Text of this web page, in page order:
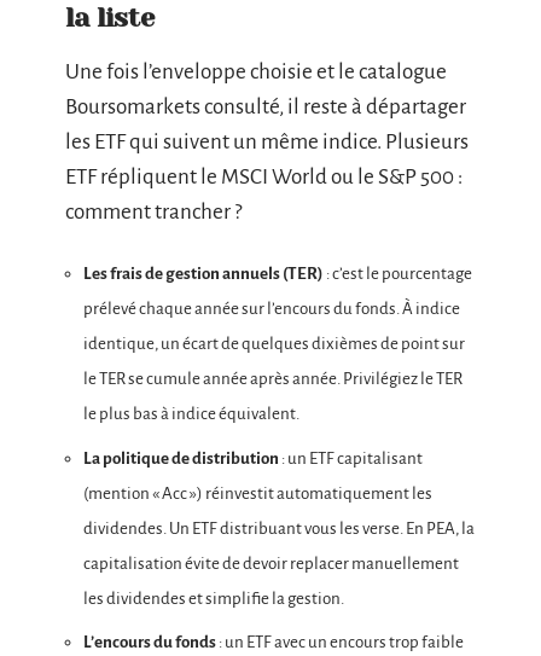
la liste
Une fois l’enveloppe choisie et le catalogue
Boursomarkets consulté, il reste à départager
les ETF qui suivent un même indice. Plusieurs
ETF répliquent le MSCI World ou le S&P 500 :
comment trancher ?
Les frais de gestion annuels (TER) : c’est le pourcentage
prélevé chaque année sur l’encours du fonds. À indice
identique, un écart de quelques dixièmes de point sur
le TER se cumule année après année. Privilégiez le TER
le plus bas à indice équivalent.
La politique de distribution : un ETF capitalisant
(mention « Acc ») réinvestit automatiquement les
dividendes. Un ETF distribuant vous les verse. En PEA, la
capitalisation évite de devoir replacer manuellement
les dividendes et simplifie la gestion.
L’encours du fonds : un ETF avec un encours trop faible